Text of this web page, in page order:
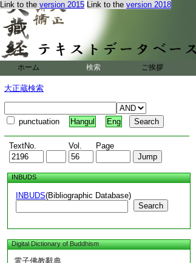
Link to the version 2015 Link to the version 2018
ホーム 検索 ご挨拶
大正蔵検索
punctuation Hangul Eng
TextNo. Vol. Page
INBUDS
INBUDS(Bibliographic Database)
Search
Digital Dictionary of Buddhism
電子佛教辭典